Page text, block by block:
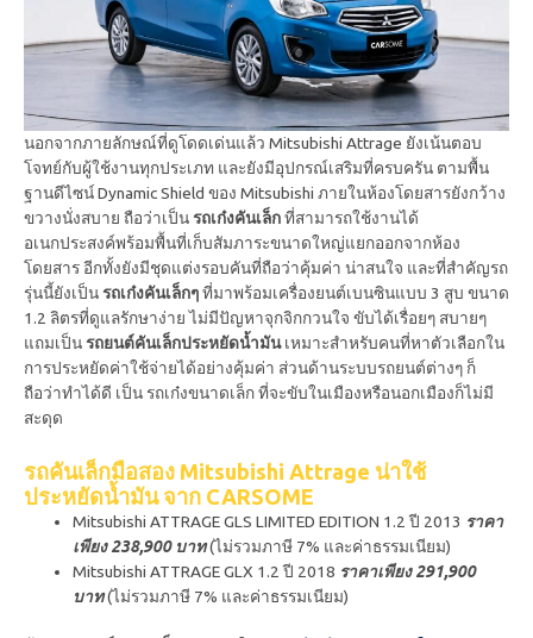
นอกจากภายลักษณ์ที่ดูโดดเด่นแล้ว Mitsubishi Attrage ยังเน้นตอบ
โจทย์กับผู้ใช้งานทุกประเภท และยังมีอุปกรณ์เสริมที่ครบครัน ตามพื้น
ฐานดีไซน์ Dynamic Shield ของ Mitsubishi ภายในห้องโดยสารยังกว้าง
ขวางนั่งสบาย ถือว่าเป็นรถเก๋งคันเล็กที่สามารถใช้งานได้
อเนกประสงค์พร้อมพื้นที่เก็บสัมภาระขนาดใหญ่แยกออกจากห้อง
โดยสาร อีกทั้งยังมีชุดแต่งรอบคันที่ถือว่าคุ้มค่า น่าสนใจ และที่สำคัญรถ
รุ่นนี้ยังเป็นรถเก๋งคันเล็กๆที่มาพร้อมเครื่องยนต์เบนซินแบบ 3 สูบ ขนาด
1.2 ลิตรที่ดูแลรักษาง่าย ไม่มีปัญหาจุกจิกกวนใจ ขับได้เรื่อยๆ สบายๆ
แถมเป็นรถยนต์คันเล็กประหยัดน้ำมันเหมาะสำหรับคนที่หาตัวเลือกใน
การประหยัดค่าใช้จ่ายได้อย่างคุ้มค่า ส่วนด้านระบบรถยนต์ต่างๆ ก็
ถือว่าทำได้ดี เป็น รถเก๋งขนาดเล็ก ที่จะขับในเมืองหรือนอกเมืองก็ไม่มี
สะดุด
รถคันเล็กมือสอง Mitsubishi Attrage น่าใช้
ประหยัดน้ำมัน จาก CARSOME
Mitsubishi ATTRAGE GLS LIMITED EDITION 1.2 ปี 2013 ราคา
เพียง 238,900 บาท(ไม่รวมภาษี 7% และค่าธรรมเนียม)
Mitsubishi ATTRAGE GLX 1.2 ปี 2018 ราคาเพียง 291,900
บาท(ไม่รวมภาษี 7% และค่าธรรมเนียม)